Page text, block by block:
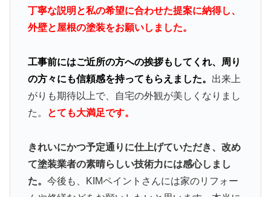
丁寧な説明と私の希望に合わせた提案に納得し、
外壁と屋根の塗装をお願いしました。
工事前にはご近所の方への挨拶もしてくれ、周り
の方々にも信頼感を持ってもらえました。 出来上
がりも期待以上で、自宅の外観が美しくなりまし
た。
とても大満足です。
きれいにかつ予定通りに仕上げていただき、改め
て塗装業者の素晴らしい技術力には感心しまし
た。 今後も、KIMペイントさんには家のリフォー